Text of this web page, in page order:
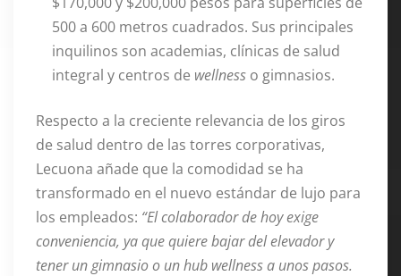
500 a 600 metros cuadrados. Sus principales
inquilinos son academias, clínicas de salud
integral y centros de wellness o gimnasios.
Respecto a la creciente relevancia de los giros
de salud dentro de las torres corporativas,
Lecuona añade que la comodidad se ha
transformado en el nuevo estándar de lujo para
los empleados: “El colaborador de hoy exige
conveniencia, ya que quiere bajar del elevador y
tener un gimnasio o un hub wellness a unos pasos.